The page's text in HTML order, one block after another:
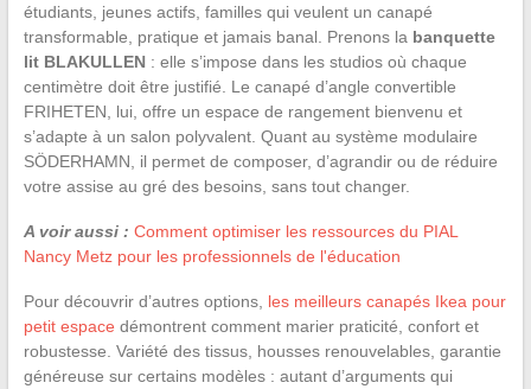
étudiants, jeunes actifs, familles qui veulent un canapé
transformable, pratique et jamais banal. Prenons la banquette
lit BLAKULLEN: elle s’impose dans les studios où chaque
centimètre doit être justifié. Le canapé d’angle convertible
FRIHETEN, lui, offre un espace de rangement bienvenu et
s’adapte à un salon polyvalent. Quant au système modulaire
SÖDERHAMN, il permet de composer, d’agrandir ou de réduire
votre assise au gré des besoins, sans tout changer.
A voir aussi : Comment optimiser les ressources du PIAL
Nancy Metz pour les professionnels de l'éducation
Pour découvrir d’autres options, les meilleurs canapés Ikea pour
petit espace démontrent comment marier praticité, confort et
robustesse. Variété des tissus, housses renouvelables, garantie
généreuse sur certains modèles : autant d’arguments qui